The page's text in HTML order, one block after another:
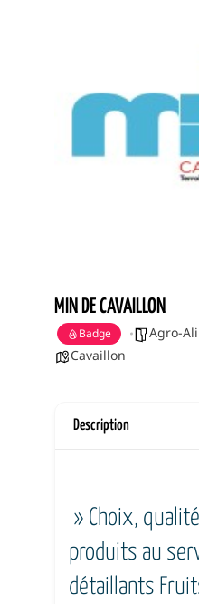
MIN DE CAVAILLON
Badge Agro-
Cavaillon
Description
» Choix,
produits au
détaillants